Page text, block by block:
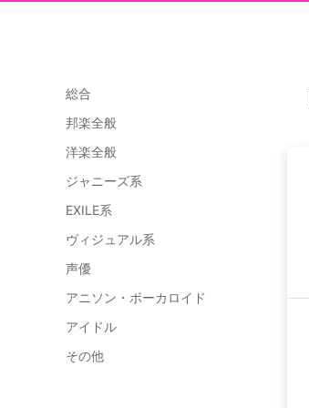
総合
邦楽全般
洋楽全般
ジャニーズ系
EXILE系
ヴィジュアル系
声優
アニソン・ボーカロイド
アイドル
その他